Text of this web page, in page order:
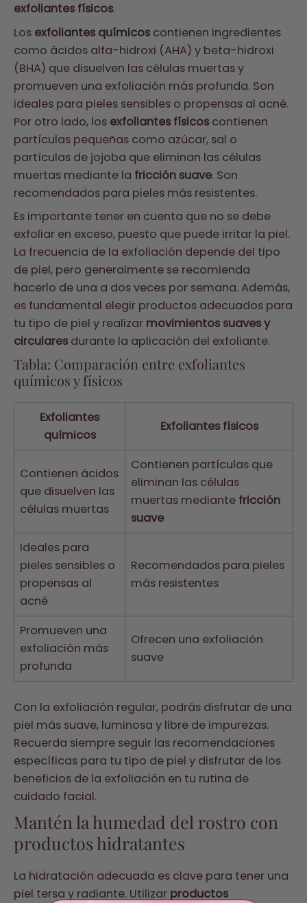
exfoliantes físicos.
Los exfoliantes químicos contienen ingredientes
como ácidos alfa-hidroxi (AHA) y beta-hidroxi
(BHA) que disuelven las células muertas y
promueven una exfoliación más profunda. Son
ideales para pieles sensibles o propensas al acné.
Por otro lado, los exfoliantes físicos contienen
partículas pequeñas como azúcar, sal o
partículas de jojoba que eliminan las células
muertas mediante la fricción suave. Son
recomendados para pieles más resistentes.
Es importante tener en cuenta que no se debe
exfoliar en exceso, puesto que puede irritar la piel.
La frecuencia de la exfoliación depende del tipo
de piel, pero generalmente se recomienda
hacerlo de una a dos veces por semana. Además,
es fundamental elegir productos adecuados para
tu tipo de piel y realizar movimientos suaves y
circulares durante la aplicación del exfoliante.
Tabla: Comparación entre exfoliantes
químicos y físicos
Exfoliantes
químicos
Exfoliantes físicos
Contienen ácidos
que disuelven las
células muertas
Contienen partículas que
eliminan las células
muertas mediante fricción
suave
Ideales para
pieles sensibles o
propensas al
acné
Recomendados para pieles
más resistentes
Promueven una
exfoliación más
profunda
Ofrecen una exfoliación
suave
Con la exfoliación regular, podrás disfrutar de una
piel más suave, luminosa y libre de impurezas.
Recuerda siempre seguir las recomendaciones
específicas para tu tipo de piel y disfrutar de los
beneficios de la exfoliación en tu rutina de
cuidado facial.
Mantén la humedad del rostro con
productos hidratantes
La hidratación adecuada es clave para tener una
piel tersa y radiante. Utilizar productos